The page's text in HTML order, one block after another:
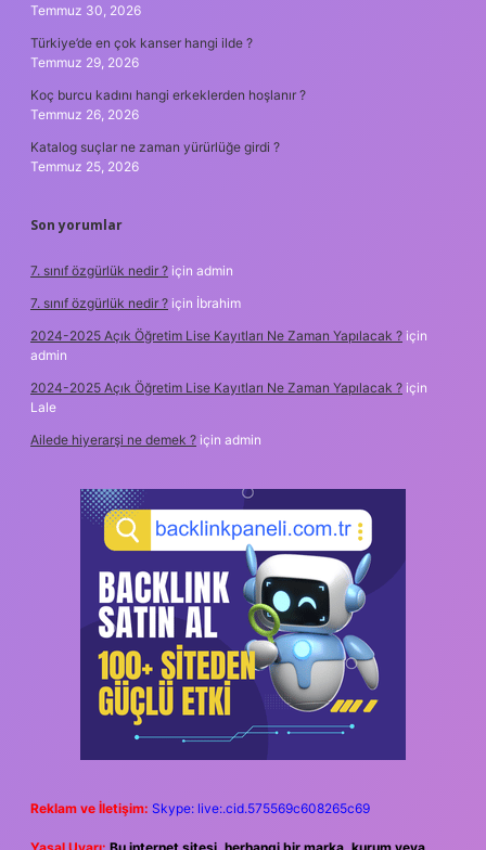
Temmuz 30, 2026
Türkiye’de en çok kanser hangi ilde ?
Temmuz 29, 2026
Koç burcu kadını hangi erkeklerden hoşlanır ?
Temmuz 26, 2026
Katalog suçlar ne zaman yürürlüğe girdi ?
Temmuz 25, 2026
Son yorumlar
7. sınıf özgürlük nedir ? için admin
7. sınıf özgürlük nedir ? için İbrahim
2024-2025 Açık Öğretim Lise Kayıtları Ne Zaman Yapılacak ? için
admin
2024-2025 Açık Öğretim Lise Kayıtları Ne Zaman Yapılacak ? için
Lale
Ailede hiyerarşi ne demek ? için admin
Reklam ve İletişim: Skype: live:.cid.575569c608265c69